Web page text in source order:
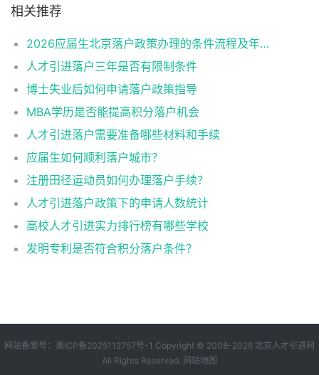
相关推荐
2026应届生北京落户政策办理的条件流程及年龄限制
人才引进落户三年是否有限制条件
博士失业后如何申请落户政策指导
MBA学历是否能提高积分落户机会
人才引进落户需要准备哪些材料和手续
应届生如何顺利落户城市？
注册田径运动员如何办理落户手续？
人才引进落户政策下的申请人数统计
高校人才引进实力排行榜有哪些学校
发明专利是否符合积分落户条件？
网站备案号： 湘ICP备2025112757号-1 Copyright © 2008-2026 北京人才引进网
All Rights Reserved. 网站地图